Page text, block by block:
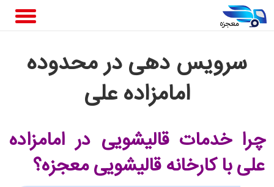
سرویس دهی در محدوده
امامزاده علی
چرا خدمات قالیشویی در امامزاده
علیبا کارخانه قالیشویی معجزه؟